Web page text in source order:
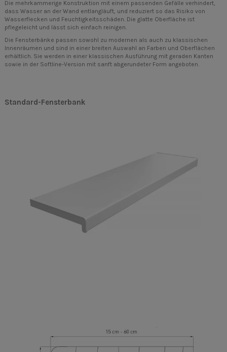
Die mehrkammerige Konstruktion mit einem passenden Gefälle verhindert,
dass Wasser an der Wand entlangläuft, und reduziert so das Risiko von
Wasserflecken und Feuchtigkeitsschäden. Die glatte Oberfläche ist
pflegeleicht und lässt sich einfach reinigen.
Die Fensterbänke passen sowohl zu modernen als auch zu klassischen
Innenräumen und sind in einer breiten Auswahl an Farben und Oberflächen
erhältlich. Sie werden in einer klassischen Ausführung mit geraden Kanten
sowie in der Softline-Version mit sanft abgerundeter Form angeboten.
Standard-Fensterbank